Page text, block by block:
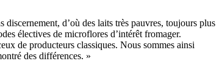
d’où des laits très pauvres, toujours plus
électives de microflores d’intérêt fromager.
de producteurs classiques. Nous sommes ainsi
des différences. »